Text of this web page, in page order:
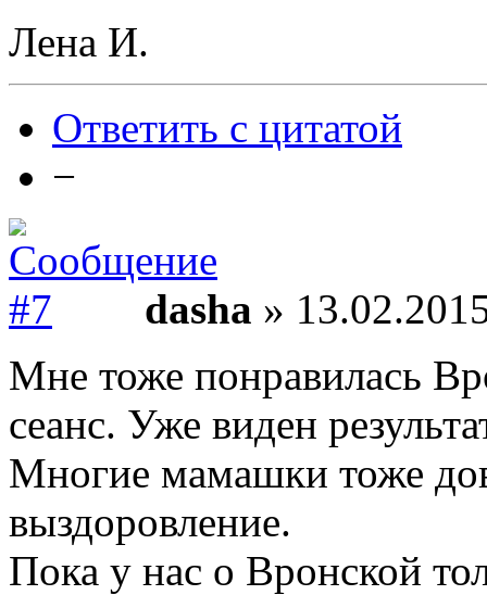
Лена И.
Ответить с цитатой
−
dasha »
Мне тоже понравилась
сеанс. Уже виден
Многие мамашки тоже
выздоровление.
Пока у нас о Вронской